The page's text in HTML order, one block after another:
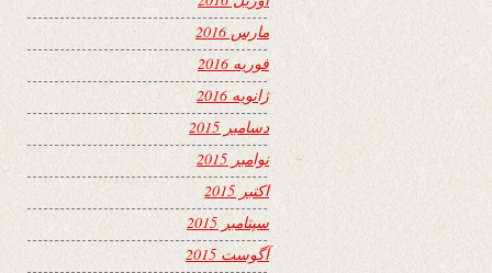
مارس 2016
فوریه 2016
ژانویه 2016
دسامبر 2015
نوامبر 2015
اکتبر 2015
سپتامبر 2015
آگوست 2015